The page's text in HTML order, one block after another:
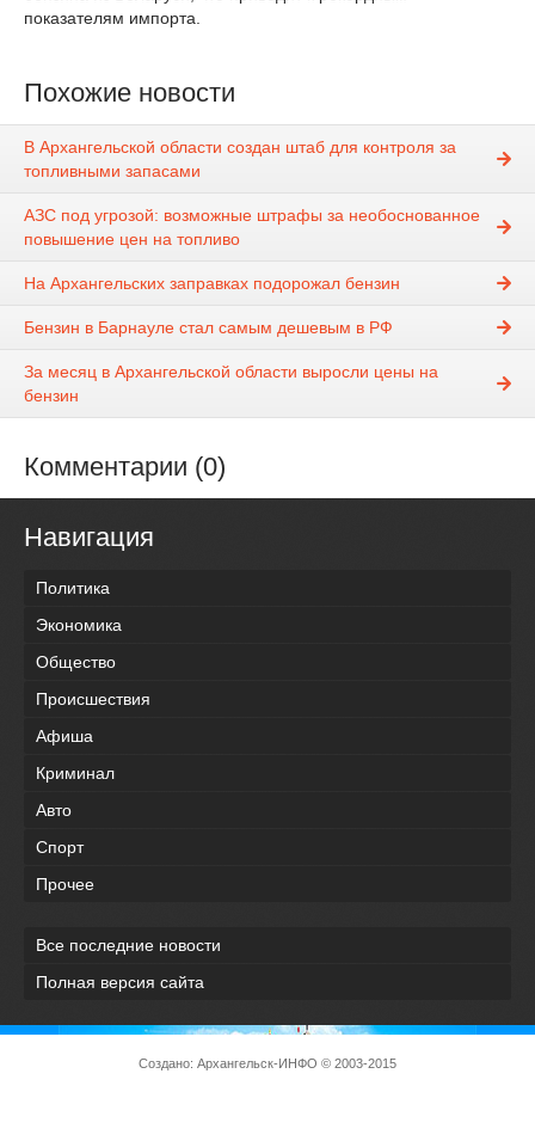
показателям импорта.
Похожие новости
В Архангельской области создан штаб для контроля за
топливными запасами
АЗС под угрозой: возможные штрафы за необоснованное
повышение цен на топливо
На Архангельских заправках подорожал бензин
Бензин в Барнауле стал самым дешевым в РФ
За месяц в Архангельской области выросли цены на
бензин
Комментарии (0)
Навигация
Политика
Экономика
Общество
Происшествия
Афиша
Криминал
Авто
Спорт
Прочее
Все последние новости
Полная версия сайта
Создано: Архангельск-ИНФО © 2003-2015